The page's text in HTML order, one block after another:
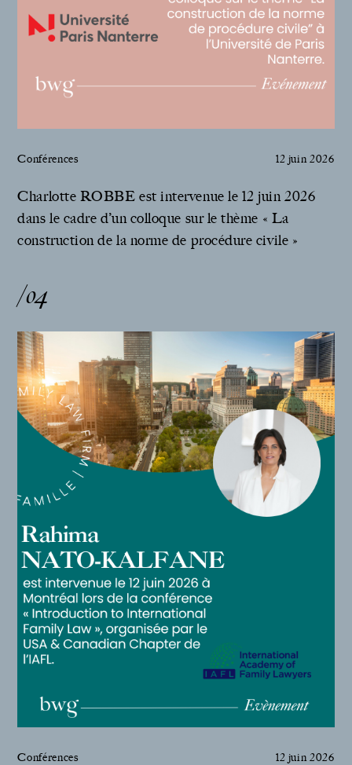
Conférences 12 juin 2026
Charlotte ROBBE est intervenue le 12 juin 2026
dans le cadre d’un colloque sur le thème « La
construction de la norme de procédure civile »
/04
Conférences 12 juin 2026